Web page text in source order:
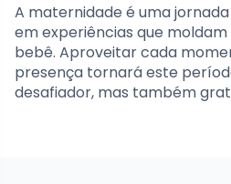
A maternidade é uma
em experiências que
bebê. Aproveitar cada
presença tornará este
desafiador, mas também